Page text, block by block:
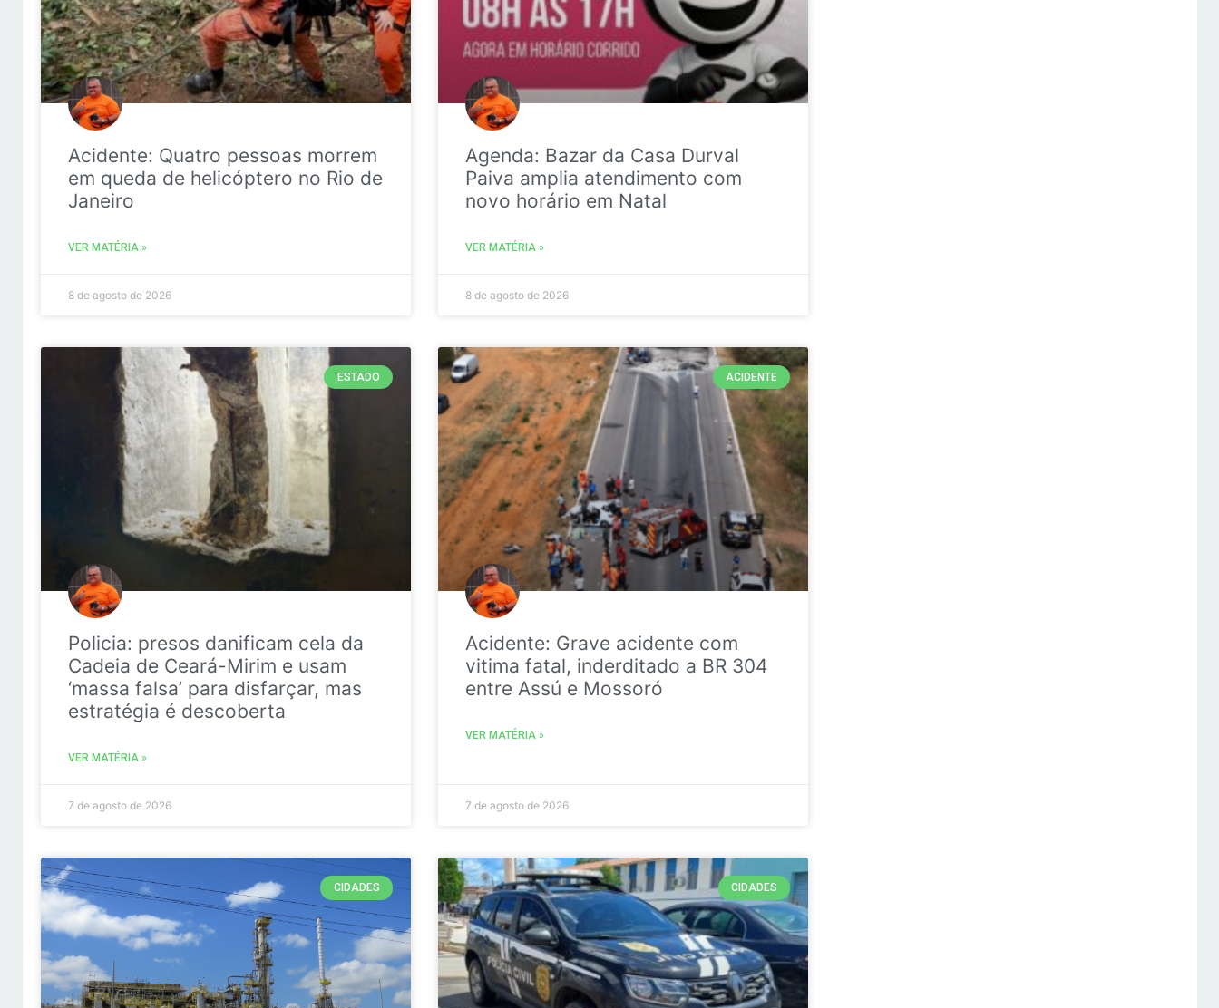
Acidente: Quatro pessoas morrem
em queda de helicóptero no Rio de
Janeiro
VER MATÉRIA »
8 de agosto de 2026
Agenda: Bazar da Casa Durval
Paiva amplia atendimento com
novo horário em Natal
VER MATÉRIA »
8 de agosto de 2026
ESTADO
Policia: presos danificam cela da
Cadeia de Ceará-Mirim e usam
‘massa falsa’ para disfarçar, mas
estratégia é descoberta
VER MATÉRIA »
7 de agosto de 2026
ACIDENTE
Acidente: Grave acidente com
vitima fatal, inderditado a BR 304
entre Assú e Mossoró
VER MATÉRIA »
7 de agosto de 2026
CIDADES CIDADES